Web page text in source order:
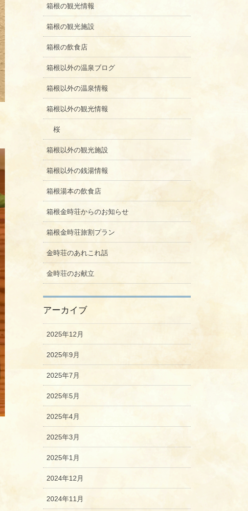
箱根の観光情報
箱根の観光施設
箱根の飲食店
箱根以外の温泉ブログ
箱根以外の温泉情報
箱根以外の観光情報
桜
箱根以外の観光施設
箱根以外の銭湯情報
箱根湯本の飲食店
箱根金時荘からのお知らせ
箱根金時荘旅割プラン
金時荘のあれこれ話
金時荘のお献立
アーカイブ
2025年12月
2025年9月
2025年7月
2025年5月
2025年4月
2025年3月
2025年1月
2024年12月
2024年11月